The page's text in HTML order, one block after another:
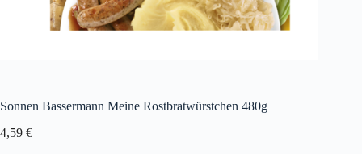
Sonnen Bassermann Meine Rostbratwürstchen 480g
4,59 €